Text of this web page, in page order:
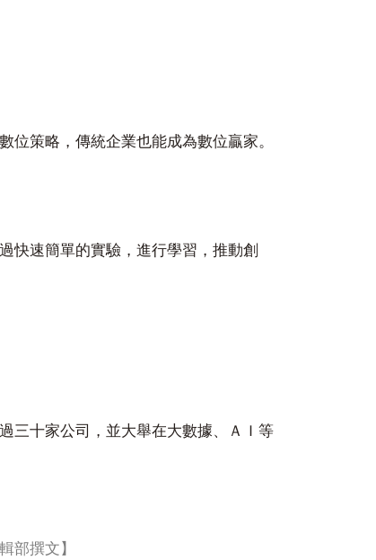
策略，傳統企業也能成為數位贏家。
快速簡單的實驗，進行學習，推動創
三十家公司，並大舉在大數據、ＡＩ等
部撰文】